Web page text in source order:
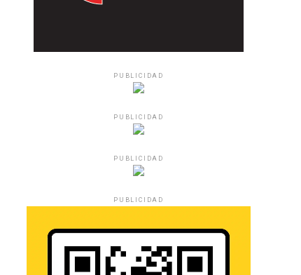
PUBLICIDAD
PUBLICIDAD
PUBLICIDAD
PUBLICIDAD